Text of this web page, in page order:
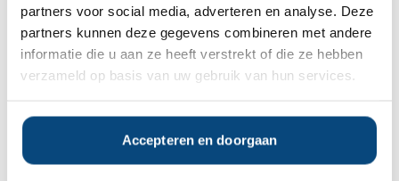
partners voor social media, adverteren en analyse. Deze
partners kunnen deze gegevens combineren met andere
informatie die u aan ze heeft verstrekt of die ze hebben
verzameld op basis van uw gebruik van hun services.
Accepteren en doorgaan
Anderen bekeken ook:
€50.000